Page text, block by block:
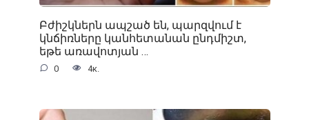
Բժիշկներն ապշած են, պարզվում է
կնճիռները կանհետանան ընդմիշտ,
եթե առավոտյան …
0 4к.